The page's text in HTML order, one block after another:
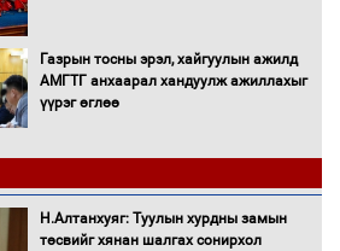
Газрын тосны эрэл, хайгуулын ажилд
АМГТГ анхаарал хандуулж ажиллахыг
үүрэг өглөө
Н.Номтойбаяр: Орон нутаг хөгжихөд
чөдөр болж буй хууль, эрхзүйн орчныг
шинэчилнэ
Н.Алтанхуяг: Туулын хурдны замын
төсвийг хянан шалгах сонирхол